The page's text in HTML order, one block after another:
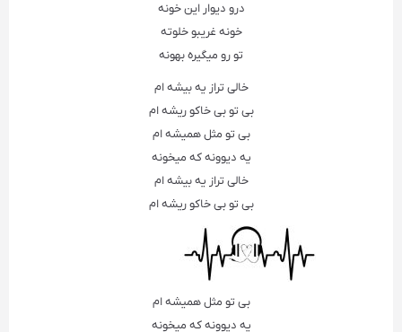
درو دیوار این خونه
خونه غریبو خلوته
تو رو میگیره بهونه
خالی تراز یه بیشه ام
بی تو بی خاکو ریشه ام
بی تو مثل همیشه ام
یه دیوونه که میخونه
خالی تراز یه بیشه ام
بی تو بی خاکو ریشه ام
بی تو مثل همیشه ام
یه دیوونه که میخونه